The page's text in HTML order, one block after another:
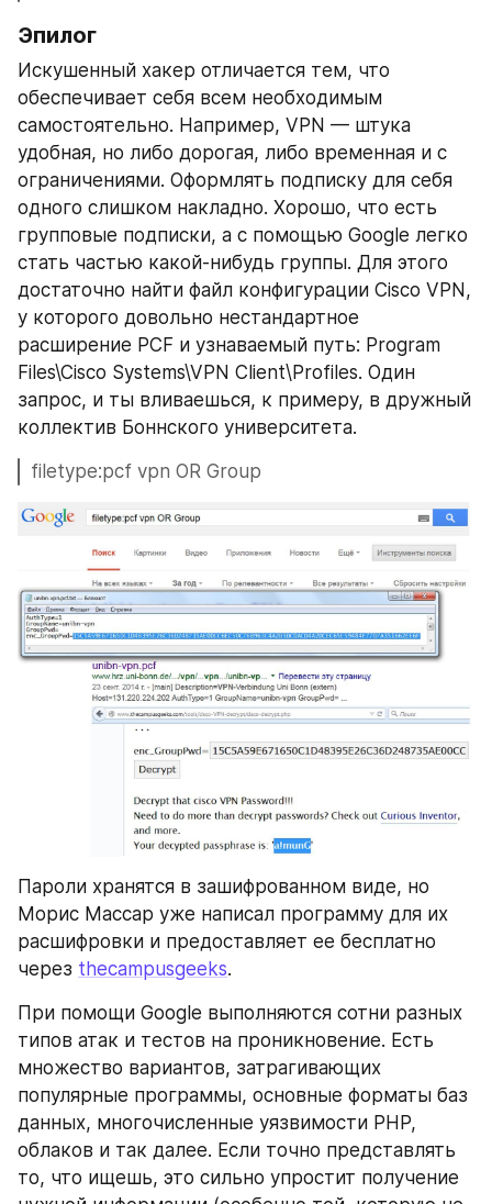
Эпилог
Искушенный хакер отличается тем, что
обеспечивает себя всем необходимым
самостоятельно. Например, VPN — штука
удобная, но либо дорогая, либо временная и с
ограничениями. Оформлять подписку для себя
одного слишком накладно. Хорошо, что есть
групповые подписки, а с помощью Google легко
стать частью какой-нибудь группы. Для этого
достаточно найти файл конфигурации Cisco VPN,
у которого довольно нестандартное
расширение PCF и узнаваемый путь: Program
Files\Cisco Systems\VPN Client\Profiles. Один
запрос, и ты вливаешься, к примеру, в дружный
коллектив Боннского университета.
filetype:pcf vpn OR Group
Пароли хранятся в зашифрованном виде, но
Морис Массар уже написал программу для их
расшифровки и предоставляет ее бесплатно
через thecampusgeeks.
При помощи Google выполняются сотни разных
типов атак и тестов на проникновение. Есть
множество вариантов, затрагивающих
популярные программы, основные форматы баз
данных, многочисленные уязвимости PHP,
облаков и так далее. Если точно представлять
то, что ищешь, это сильно упростит получение